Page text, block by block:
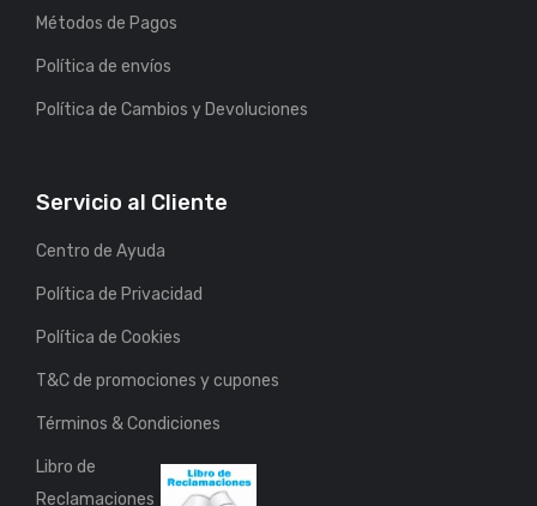
Métodos de Pagos
Política de envíos
Política de Cambios y Devoluciones
Servicio al Cliente
Centro de Ayuda
Política de Privacidad
Política de Cookies
T&C de promociones y cupones
Términos & Condiciones
Libro de
Reclamaciones